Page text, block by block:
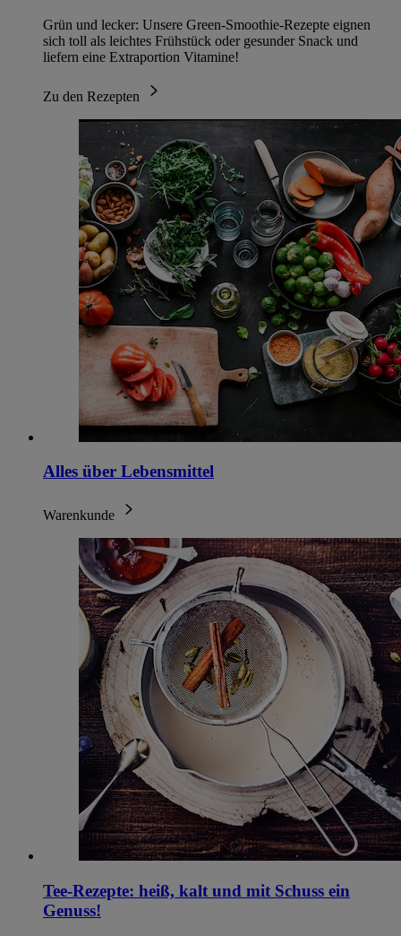
Grün und lecker: Unsere Green-Smoothie-Rezepte eignen
sich toll als leichtes Frühstück oder gesunder Snack und
liefern eine Extraportion Vitamine!
Zu den Rezepten
Alles über Lebensmittel
Warenkunde
Tee-Rezepte: heiß, kalt und mit Schuss ein
Genuss!